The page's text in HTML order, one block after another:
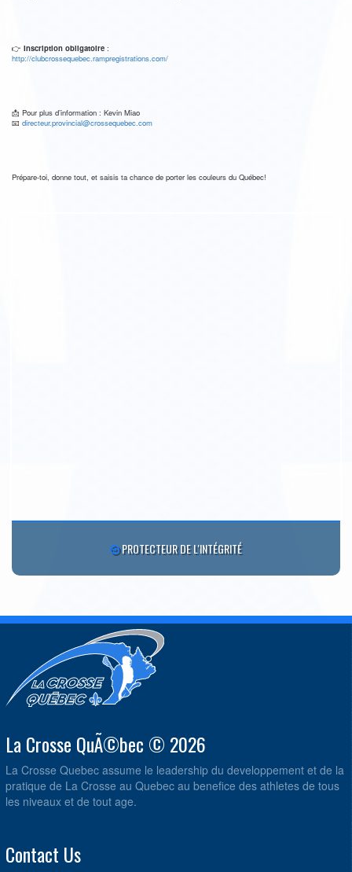
👉 Inscription obligatoire :
http://clubcrossequebec.rampregistrations.com/
📩 Pour plus d’information : Kevin Miao
📧 directeur.provincial@crossequebec.com
Prépare-toi, donne tout, et saisis ta chance de porter les couleurs du Québec!
PROTECTEUR DE L'INTÉGRITÉ
La Crosse QuÃ©bec © 2026
La Crosse Quebec assume le leadership du developpement et de la
pratique de La Crosse au Quebec au benefice des athletes de tous
les niveaux et de tout age.
Contact Us